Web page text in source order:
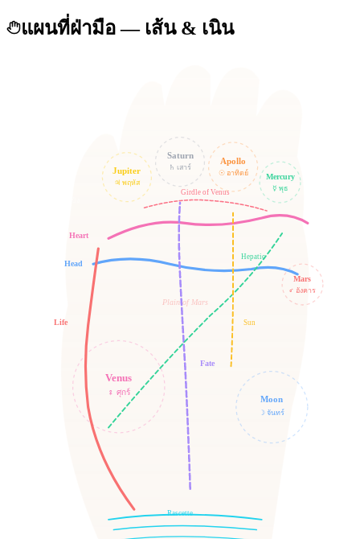
แผนที่ฝ่ามือ — เส้น & เนิน
Venus
♀ ศุกร์
Jupiter
♃ พฤหัส
Saturn
♄ เสาร์
Apollo
☉ อาทิตย์
Mercury
☿ พุธ
Mars
♂ อังคาร
Plain of Mars
Moon
☽ จันทร์
Heart
Head
Life
Fate
Hepatic
Girdle of Venus
Sun
Rascette